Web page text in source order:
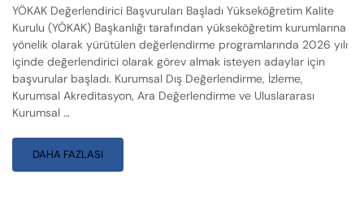
YÖKAK Değerlendirici Başvuruları Başladı Yükseköğretim Kalite
Kurulu (YÖKAK) Başkanlığı tarafından yükseköğretim kurumlarına
yönelik olarak yürütülen değerlendirme programlarında 2026 yılı
içinde değerlendirici olarak görev almak isteyen adaylar için
başvurular başladı. Kurumsal Dış Değerlendirme, İzleme,
Kurumsal Akreditasyon, Ara Değerlendirme ve Uluslararası
Kurumsal …
DAHA FAZLASI